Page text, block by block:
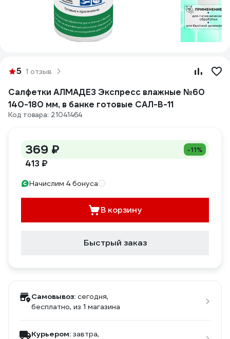
5 1 отзыв
Салфетки АЛМАДЕЗ Экспресс влажные №60
140-180 мм, в банке готовые САЛ-В-11
Код товара: 21041464
369 ₽ -11%
413 ₽
Начислим 4 бонуса
В корзину
Быстрый заказ
Самовывоз: сегодня,
бесплатно, из 1 магазина
Курьером: завтра,